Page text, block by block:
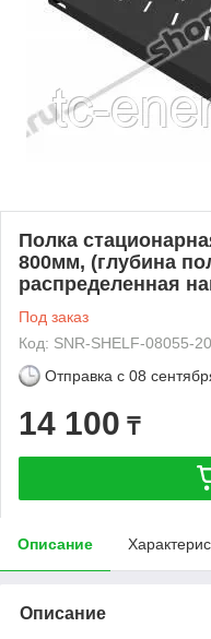
Полка
800мм, (глубина
распределенная
Под заказ
Код: SNR-SHELF-08055-
Отправка с 08
14 100 ₸
Описание
Описание